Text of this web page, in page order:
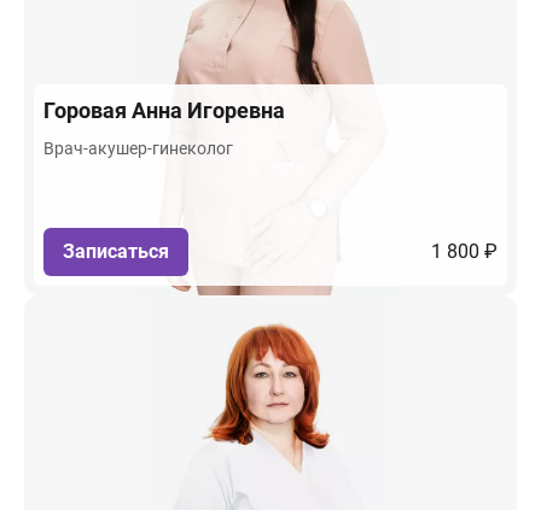
Горовая Анна Игоревна
Врач-акушер-гинеколог
Записаться 1 800 ₽